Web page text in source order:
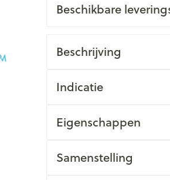
Beschikbare
Beschrijving
Indicatie
Eigenschappen
Samenstelling